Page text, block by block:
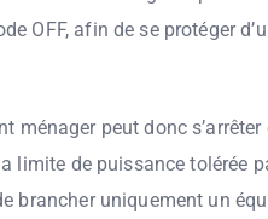
OFF, afin de se protéger
ménager peut donc
limite de puissance tolérée
brancher uniquement un